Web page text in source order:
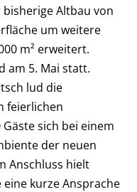
Altbau von
um weitere
m² erweitert.
am 5. Mai statt.
lud die
feierlichen
sich bei einem
der neuen
Anschluss hielt
kurze Ansprache